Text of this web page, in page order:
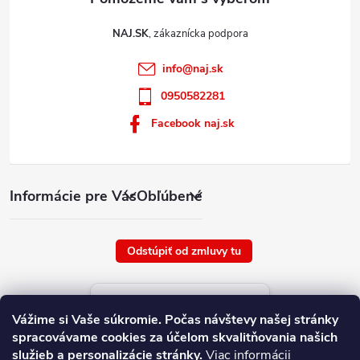
Vážime si Vaše súkromie. Počas návštevy našej stránky
spracovávame cookies za účelom skvalitňovania našich
služieb a personalizácie stránky.Viac informácii
Informácie pre VásObľúbené
NAJ.SK
info@naj.sk
0950582281
Facebook naj.sk
Odstúpiť od zmluvy tu
Aktuálne ceny tovaru
platné od : 9/8/2026